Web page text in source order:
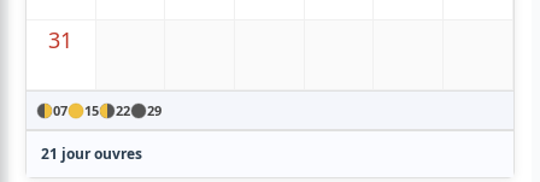
31
07 15 22 29
21 jour ouvres